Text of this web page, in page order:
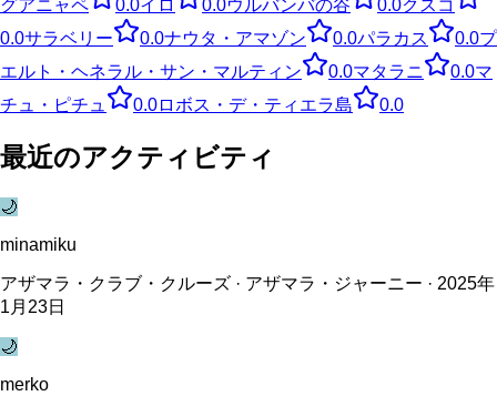
グアニャペ
0.0イロ 0.0ウルバンバの谷 0.0クスコ
0.0サラベリー 0.0ナウタ・アマゾン 0.0パラカス 0.0プ
エルト・ヘネラル・サン・マルティン
0.0マタラニ 0.0マ
チュ・ピチュ
0.0ロボス・デ・ティエラ島 0.0
最近のアクティビティ
🌙
minamiku
アザマラ・クラブ・クルーズ · アザマラ・ジャーニー · 2025年
1月23日
🌙
merko